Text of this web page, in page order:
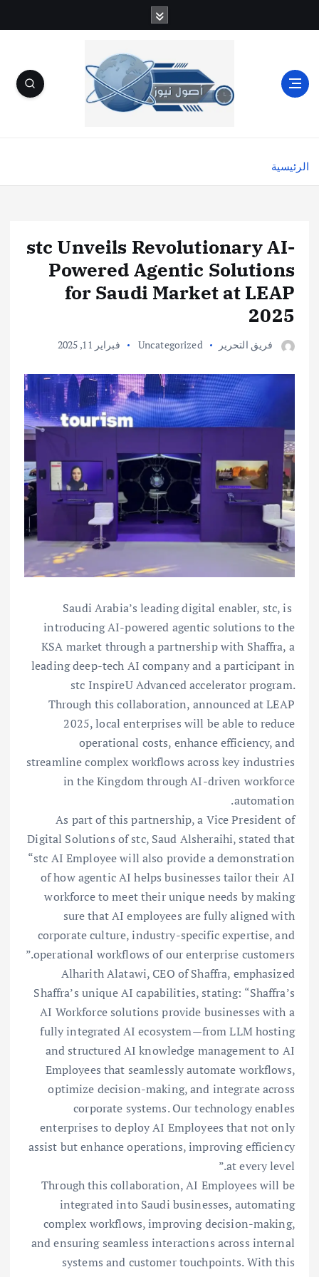
ل
الرئيسية
stc Unveils Revolutionary AI-
Powered Agentic Solutions
for Saudi Market at LEAP
2025
فريق التحرير Uncategorized فبراير 11, 2025
Saudi Arabia’s leading digital enabler, stc, is
introducing AI-powered agentic solutions to the
KSA market through a partnership with Shaffra, a
leading deep-tech AI company and a participant in
stc InspireU Advanced accelerator program.
Through this collaboration, announced at LEAP
2025, local enterprises will be able to reduce
operational costs, enhance efficiency, and
streamline complex workflows across key industries
in the Kingdom through AI-driven workforce
automation.
As part of this partnership, a Vice President of
Digital Solutions of stc, Saud Alsheraihi, stated that
“stc AI Employee will also provide a demonstration
of how agentic AI helps businesses tailor their AI
workforce to meet their unique needs by making
sure that AI employees are fully aligned with
corporate culture, industry-specific expertise, and
operational workflows of our enterprise customers.”
Alharith Alatawi, CEO of Shaffra, emphasized
Shaffra’s unique AI capabilities, stating: “Shaffra’s
AI Workforce solutions provide businesses with a
fully integrated AI ecosystem—from LLM hosting
and structured AI knowledge management to AI
Employees that seamlessly automate workflows,
optimize decision-making, and integrate across
corporate systems. Our technology enables
enterprises to deploy AI Employees that not only
assist but enhance operations, improving efficiency
at every level.”
Through this collaboration, AI Employees will be
integrated into Saudi businesses, automating
complex workflows, improving decision-making,
and ensuring seamless interactions across internal
systems and customer touchpoints. With this